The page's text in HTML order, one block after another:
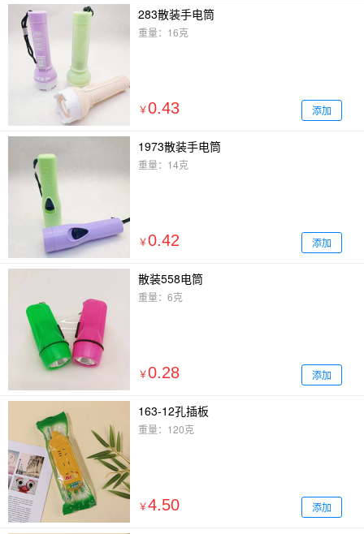
283散装手电筒
重量：16克
￥0.43 添加
1973散装手电筒
重量：14克
￥0.42 添加
散装558电筒
重量：6克
￥0.28 添加
163-12孔插板
重量：120克
￥4.50 添加